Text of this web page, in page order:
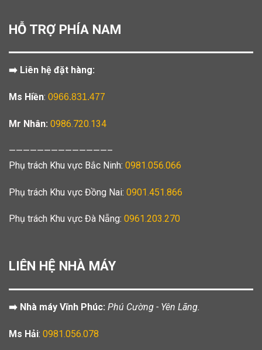
HỖ TRỢ PHÍA NAM
➡️ Liên hệ đặt hàng:
Ms Hiền: 0966.831.477
Mr Nhân: 0986.720.134
——————————————–
Phụ trách Khu vực Bắc Ninh: 0981.056.066
Phụ trách Khu vực Đồng Nai: 0901.451.866
Phụ trách Khu vực Đà Nẵng: 0961.203.270
LIÊN HỆ NHÀ MÁY
➡️ Nhà máy Vĩnh Phúc: Phú Cường - Yên Lãng.
Ms Hải: 0981.056.078